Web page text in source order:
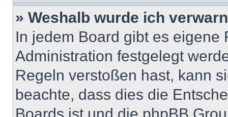
» Weshalb wurde ich
In jedem Board gibt es
Administration festgelegt
Regeln verstoßen hast, kann
beachte, dass dies die